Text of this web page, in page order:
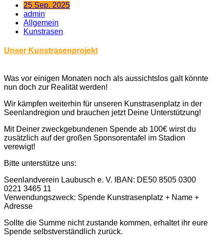
25 Sep. 2025
admin
Allgemein
Kunstrasen
Unser Kunstrasenprojekt
Was vor einigen Monaten noch als aussichtslos galt könnte
nun doch zur Realität werden!
Wir kämpfen weiterhin für unseren Kunstrasenplatz in der
Seenlandregion und brauchen jetzt Deine Unterstützung!
Mit Deiner zweckgebundenen Spende ab 100€ wirst du
zusätzlich auf der großen Sponsorentafel im Stadion
verewigt!
Bitte unterstütze uns:
Seenlandverein Laubusch e. V. IBAN: DE50 8505 0300
0221 3465 11
Verwendungszweck: Spende Kunstrasenplatz + Name +
Adresse
Sollte die Summe nicht zustande kommen, erhaltet ihr eure
Spende selbstverständlich zurück.